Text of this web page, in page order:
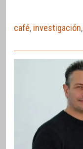
café, investigación,